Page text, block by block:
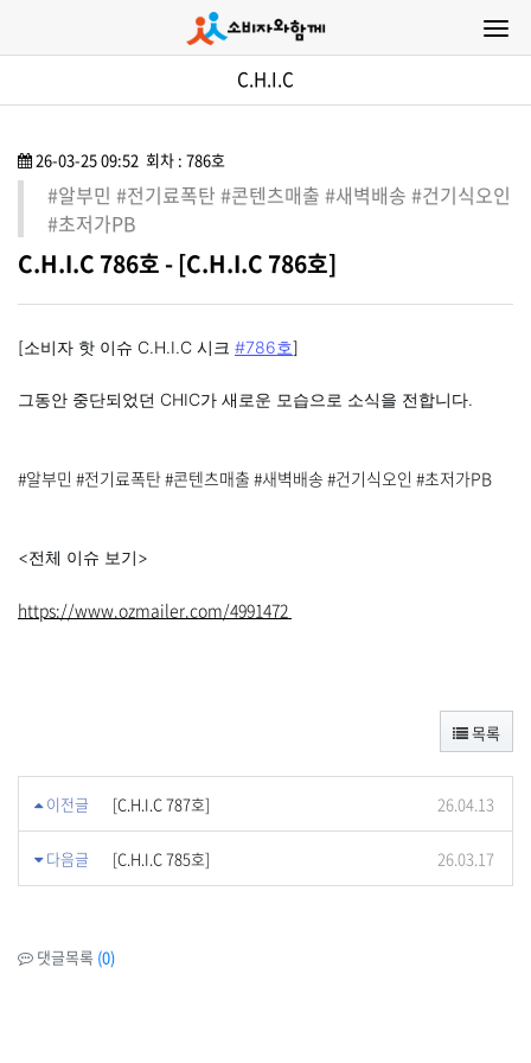
C.H.I.C
26-03-25 09:52 회차 : 786호
#알부민 #전기료폭탄 #콘텐츠매출 #새벽배송 #건기식오인
#초저가PB
C.H.I.C 786호 - [C.H.I.C 786호]
[소비자 핫 이슈 C.H.I.C 시크 #786호]
그동안 중단되었던 CHIC가 새로운 모습으로 소식을 전합니다.
#알부민 #전기료폭탄 #콘텐츠매출 #새벽배송 #건기식오인 #초저가PB
<전체 이슈 보기>
https://www.ozmailer.com/4991472
목록
이전글 [C.H.I.C 787호] 26.04.13
다음글 [C.H.I.C 785호] 26.03.17
댓글목록 (0)